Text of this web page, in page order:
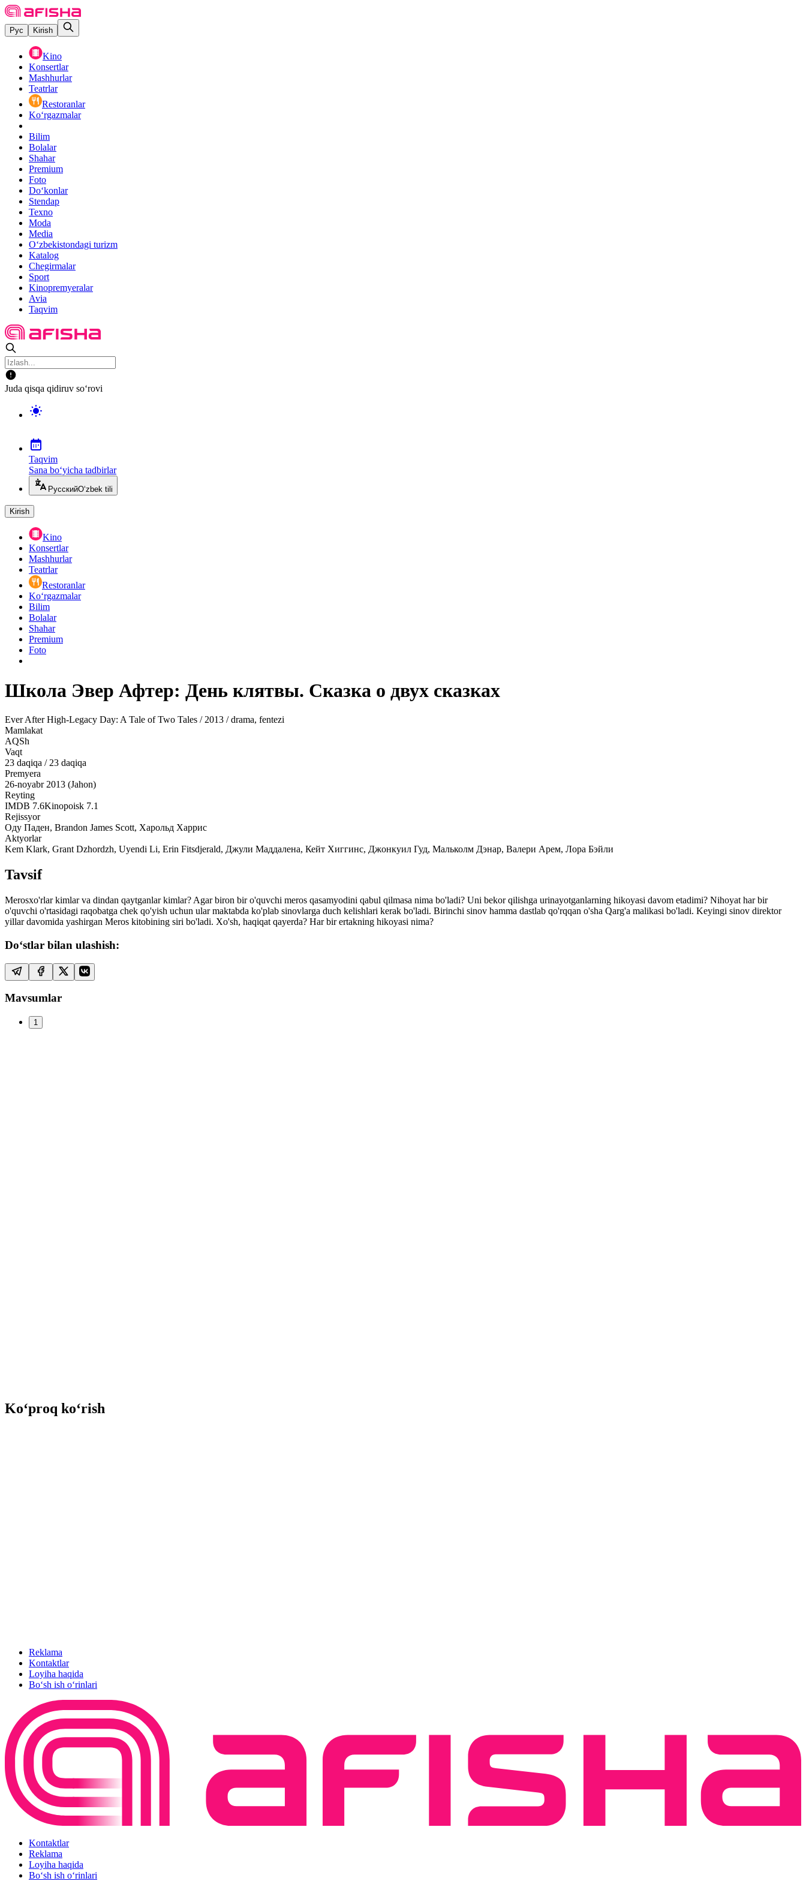
Рус Kirish
Kino
Konsertlar
Mashhurlar
Teatrlar
Restoranlar
Ko‘rgazmalar
Bilim
Bolalar
Shahar
Premium
Foto
Do‘konlar
Stendap
Texno
Moda
Media
O‘zbekistondagi turizm
Katalog
Chegirmalar
Sport
Kinopremyeralar
Avia
Taqvim
Juda qisqa qidiruv so‘rovi
Taqvim
Sana bo‘yicha tadbirlar
РусскийO‘zbek tili
Kirish
Kino
Konsertlar
Mashhurlar
Teatrlar
Restoranlar
Ko‘rgazmalar
Bilim
Bolalar
Shahar
Premium
Foto
Школа Эвер Афтер: День клятвы. Сказка о двух сказках
Ever After High-Legacy Day: A Tale of Two Tales / 2013 / drama, fentezi
Mamlakat
AQSh
Vaqt
23 daqiqa / 23 daqiqa
Premyera
26-noyabr 2013 (Jahon)
Reyting
IMDB 7.6Kinopoisk 7.1
Rejissyor
Оду Паден, Brandon James Scott, Харольд Харрис
Aktyorlar
Kem Klark, Grant Dzhordzh, Uyendi Li, Erin Fitsdjerald, Джули Маддалена, Кейт Хиггинс, Джонкуил Гуд, Мальколм Дэнар, Валери Арем, Лора Бэйли
Tavsif
Merosxo'rlar kimlar va dindan qaytganlar kimlar? Agar biron bir o'quvchi meros qasamyodini qabul qilmasa nima bo'ladi? Uni bekor qilishga urinayotganlarning hikoyasi davom etadimi? Nihoyat har bir
o'quvchi o'rtasidagi raqobatga chek qo'yish uchun ular maktabda ko'plab sinovlarga duch kelishlari kerak bo'ladi. Birinchi sinov hamma dastlab qo'rqqan o'sha Qarg'a malikasi bo'ladi. Keyingi sinov direktor
yillar davomida yashirgan Meros kitobining siri bo'ladi. Xo'sh, haqiqat qayerda? Har bir ertakning hikoyasi nima?
Do‘stlar bilan ulashish:
Mavsumlar
1
Ko‘proq ko‘rish
Reklama
Kontaktlar
Loyiha haqida
Bo‘sh ish o‘rinlari
Kontaktlar
Reklama
Loyiha haqida
Bo‘sh ish o‘rinlari